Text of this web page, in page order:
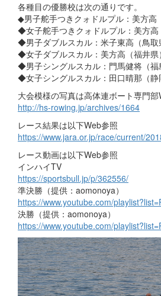
各種目の優勝校は次の通りです。
◆男子舵手つきクォドルプル：美方高
◆女子舵手つきクォドルプル：美方高
◆男子ダブルスカル：米子東高（鳥取
◆女子ダブルスカル：美方高（福井県）
◆男子シングルスカル：門馬健将（福
◆女子シングルスカル：田口晴那（静
大会模様の写真は高体連ボート専門部
http://hs-rowing.jp/archives/1664
レース結果は以下Web参照
https://www.jara.or.jp/race/current/
レース動画は以下Web参照
インハイTV
https://sportsbull.jp/p/362556/
準決勝（提供：aomonoya）
https://www.youtube.com/
決勝（提供：aomonoya）
https://www.youtube.com/